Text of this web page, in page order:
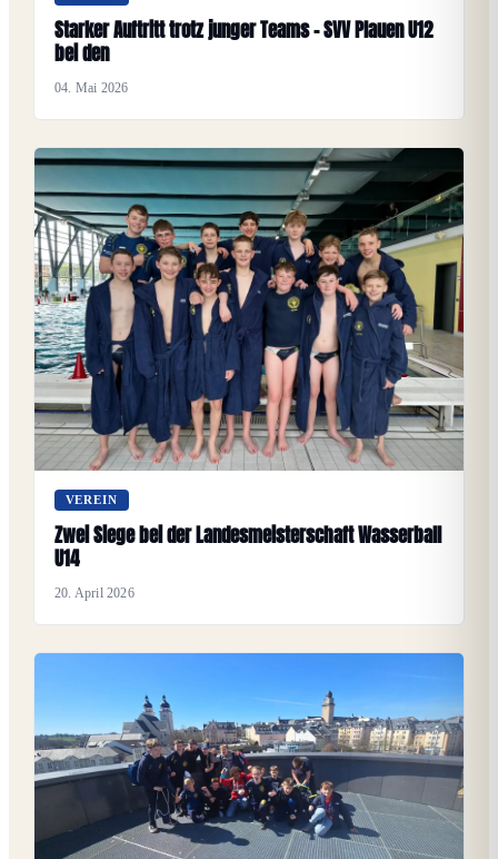
Starker Auftritt trotz junger Teams – SVV Plauen U12
bei den
04. Mai 2026
VEREIN
Zwei Siege bei der Landesmeisterschaft Wasserball
U14
20. April 2026